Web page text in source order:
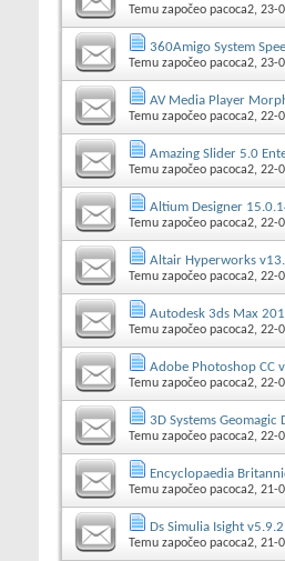
Temu započeo pacoca2, 23-
360Amigo System
Temu započeo pacoca2, 23-
AV Media Player
Temu započeo pacoca2, 22-
Amazing Slider 5.0
Temu započeo pacoca2, 22-
Altium Designer
Temu započeo pacoca2, 22-
Altair Hyperworks
Temu započeo pacoca2, 22-
Autodesk 3ds Max
Temu započeo pacoca2, 22-
Adobe Photoshop CC
Temu započeo pacoca2, 22-
3D Systems Geomagic
Temu započeo pacoca2, 22-
Encyclopaedia
Temu započeo pacoca2, 21-
Ds Simulia Isight v5.9.2
Temu započeo pacoca2, 21-